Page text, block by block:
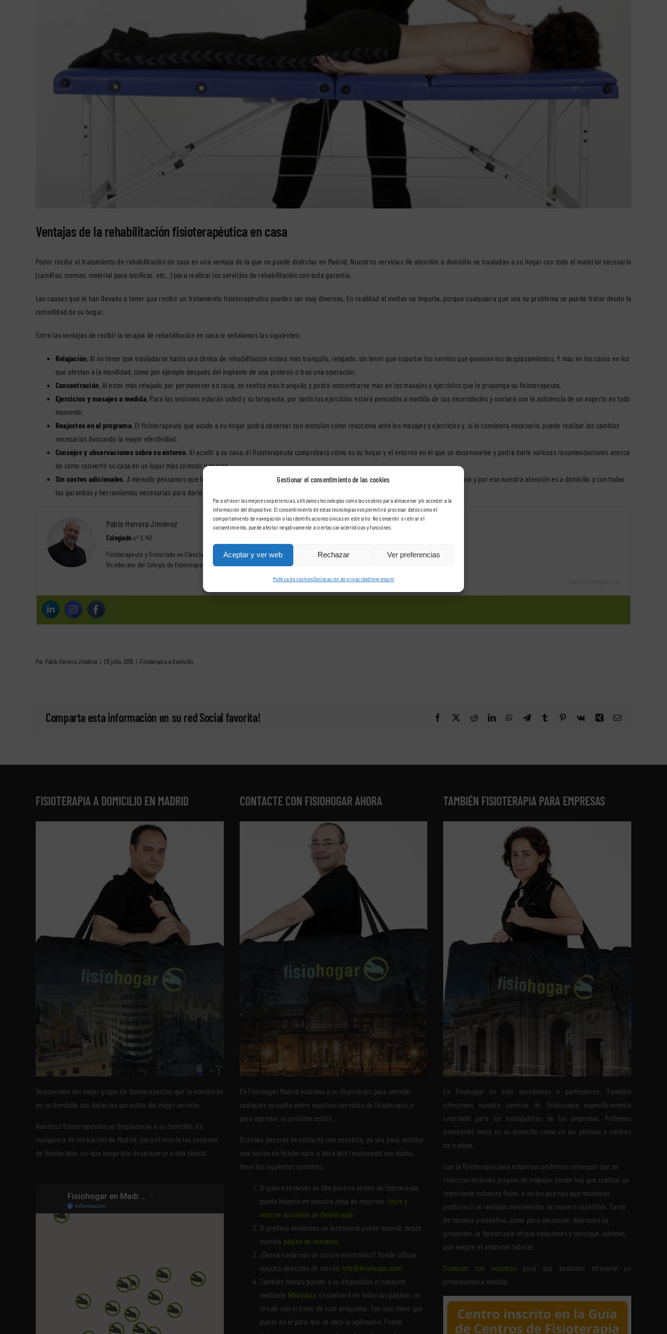
Gestionar el consentimiento de las cookies
Para ofrecer las mejores experiencias, utilizamos tecnologías como las cookies para almacenar y/o acceder a la
información del dispositivo. El consentimiento de estas tecnologías nos permitirá procesar datos como el
comportamiento de navegación o las identificaciones únicas en este sitio. No consentir o retirar el
consentimiento, puede afectar negativamente a ciertas características y funciones.
Aceptar y ver web Rechazar Ver preferencias
Política de cookiesDeclaración de privacidadImpressum
Ventajas de la rehabilitación fisioterapéutica en casa
Poder recibir el tratamiento de rehabilitación de casa es una ventaja de la que se puede disfrutar en Madrid. Nuestros servicios de atención a domicilio se trasladan a su hogar con todo el material necesario
(camillas, cremas, material para tonificar, etc…) para realizar los servicios de rehabilitación con toda garantía.
Las causas que le han llevado a tener que recibir un tratamiento fisioterapéutico pueden ser muy diversas. En realidad el motivo no importa, porque cualquiera que sea su problema se puede tratar desde la
comodidad de su hogar.
Entre las ventajas de recibir la terapia de rehabilitación en casa le señalamos las siguientes:
Relajación . Al no tener que trasladarse hasta una clínica de rehabilitación estará más tranquilo, relajado, sin tener que soportar los nervios que generan los desplazamientos. Y más en los casos en los
que afectan a la movilidad, como por ejemplo después del implante de una prótesis o tras una operación.
Concentración . Al estar más relajado por permanecer en casa, se sentirá más tranquilo y podrá concentrarse más en los masajes y ejercicios que le proponga su fisioterapeuta.
Ejercicios y masajes a medida. Para las sesiones estarán usted y su terapeuta, por tanto los ejercicios estará pensados a medida de sus necesidades y contará con la asistencia de un experto en todo
momento.
Reajustes en el programa. El fisioterapeuta que acude a su hogar podrá observar con atención cómo reacciona ante los masajes y ejercicios y, si lo considera necesario, puede realizar los cambios
necesarios buscando la mayor efectividad.
Consejos y observaciones sobre su entorno. Al acudir a su casa, el fisioterapeuta comprobará cómo es su hogar y el entorno en el que se desenvuelve y podrá darle valiosas recomendaciones acerca
de cómo convertir su casa en un lugar más cómodo y seguro.
Sin costes adicionales. A menudo pensamos que la atención a domicilio es más cara y en nuestro caso no es así. Lo que buscamos es su mejoría y por eso nuestra atención es a domicilio y con todas
las garantías y herramientas necesarias para darle un servicio competente y de calidad.
Pablo Herrera Jiménez
Colegiado nº 3.147
Fisioterapeuta y licenciado en Ciencias de la Actividad Física y el Deporte por la Universidad Europea de Madrid.
Vicedecano del Colegio de fisioterapeutas de la Comunidad de Madrid.
Por Pablo Herrera Jiménez 28 julio, 2015 Fisioterapia a domicilio
Comparta esta información en su red Social favorita! Facebook
X RedditLinkedInWhatsApp
TelegramTumblr Pinterest
Vk Xing Correo
FISIOTERAPIA A DOMICILIO EN MADRID
Disponemos del mejor grupo de fisioterapeutas que le atenderán
en su domicilio con todas las garantías del mejor servicio.
Nuestros fisioterapeutas se desplazarán a su domicilio, de
cualquiera de los barrios de Madrid, para ofrecerle las sesiones
de fisioterapia, sin que tenga que desplazarse a una clínica.
CONTACTE CON FISIOHOGAR AHORA
En Fisiohogar Madrid estamos a su disposición para atender
cualquier consulta sobre nuestros servicios de fisioterapia, o
para agendar su próxima sesión.
Si desea ponerse en contacto con nosotros, ya sea para solicitar
una sesión de fisioterapia, o para que resolvamos sus dudas,
tiene las siguientes opciones:
Si quiere reservar su cita para su sesión de fisioterapia,
puede hacerlo en nuestra zona de reservas. Entre y
reserve su sesión de fisioterapia
Si prefiere enviarnos un formulario puede hacerlo desde
nuestra página de contacto
¿Desea enviarnos un correo electrónico? Puede utilizar
nuestra dirección de correo: info@fisiohogar.com
También hemos puesto a su disposición el contacto
mediante WhatsApp . Encontrará en todas las páginas un
círculo con el icono de este programa. Tan solo tiene que
pulsar en él para que se abra la aplicación. Puede
TAMBIÉN FISIOTERAPIA PARA EMPRESAS
En Fisohogar no solo atendemos a particulares. También
ofrecemos nuestro servicio de fisioterapia específicamente
orientado para los trabajadores de las empresas. Podemos
atenderles tanto en su domicilio como en las oficinas o centros
de trabajo.
Con la fisioterapia para empresas podemos conseguir que se
reduzcan lesiones propias de trabajos donde hay que realizar un
importante esfuerzo físico, o en los que hay que mantener
posturas o se realizan movimientos de manera repetitiva. Tanto
de manera preventiva, como para solucionar dolencias ya
presentes, la fisioterapia ofrece soluciones y consigue, además,
que mejore el ambiente laboral.
Contacte con nosotros para que podamos ofrecerle un
presupuesto a medida.